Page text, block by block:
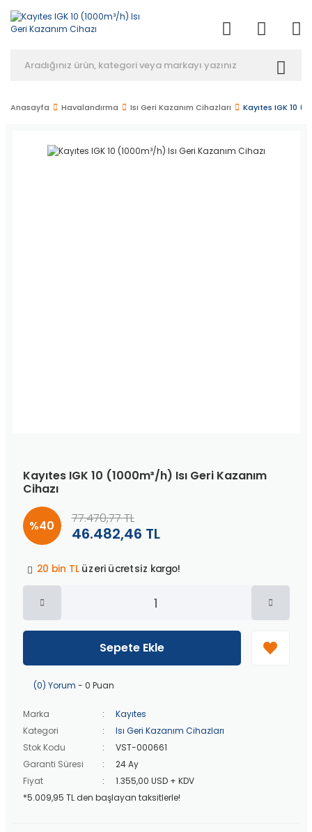
Anasayfa Havalandırma Isı Geri Kazanım Cihazları Kayıtes IGK 10
Kayıtes IGK 10 (1000m³/h) Isı Geri Kazanım
Cihazı
%40 46.482,46 TL
77.470,77 TL
20 bin TLüzeri ücretsiz kargo!
40 bin TL
Peşin fiyatına
üzeri ücretsiz kargo!
üzeri ücretsiz kargo!
40 bin TLüzeri özel teklif!
Sepete Ekle
(0) Yorum - 0 Puan
Marka
Kayıtes
Kategori
Isı Geri Kazanım Cihazları
Stok Kodu
VST-000661
Garanti Süresi
24 Ay
Fiyat
1.355,00 USD + KDV
*5.009,95 TL den başlayan taksitlerle!